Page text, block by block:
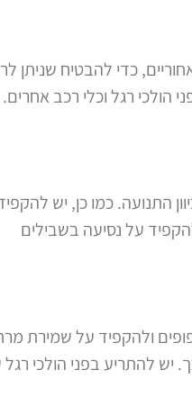
כדי להבטיח שניתן
הולכי רגל וכלי רכב אחרים.
התנועה. כמו כן, יש
על נסיעה בשבילים
ולהקפיד על שמירת
יש להתריע בפני הולכי